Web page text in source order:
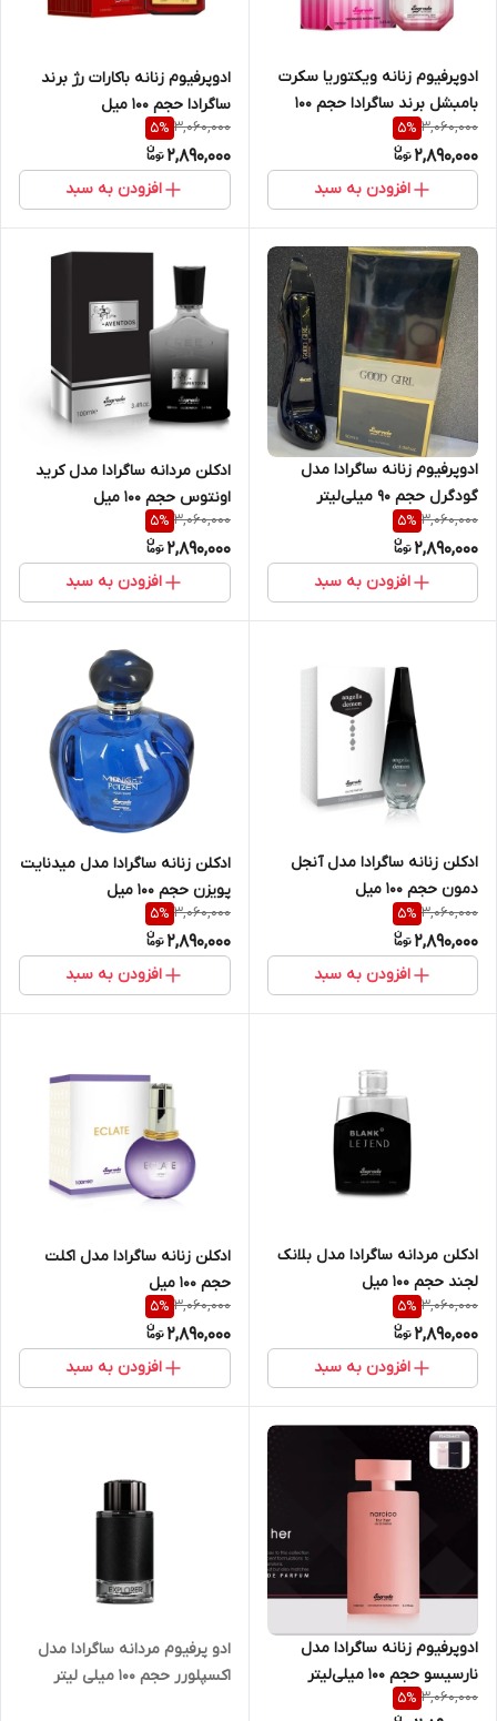
ادوپرفیوم زنانه ویکتوریا سکرت
بامبشل برند ساگرادا حجم ۱۰۰
میل
3,060,000
5%
2,890,000
افزودن به سبد
ادوپرفیوم زنانه باکارات رژ برند
ساگرادا حجم ۱۰۰ میل
3,060,000
5%
2,890,000
افزودن به سبد
ادوپرفیوم زنانه ساگرادا مدل
گودگرل حجم ۹۰ میلی‌لیتر
3,060,000
5%
2,890,000
افزودن به سبد
ادکلن مردانه ساگرادا مدل کرید
اونتوس حجم ۱۰۰ میل
3,060,000
5%
2,890,000
افزودن به سبد
ادکلن زنانه ساگرادا مدل آنجل
دمون حجم ۱۰۰ میل
3,060,000
5%
2,890,000
افزودن به سبد
ادکلن زنانه ساگرادا مدل میدنایت
پویزن حجم ۱۰۰ میل
3,060,000
5%
2,890,000
افزودن به سبد
ادکلن مردانه ساگرادا مدل بلانک
لجند حجم ۱۰۰ میل
3,060,000
5%
2,890,000
افزودن به سبد
ادکلن زنانه ساگرادا مدل اکلت
حجم ۱۰۰ میل
3,060,000
5%
2,890,000
افزودن به سبد
ادوپرفیوم زنانه ساگرادا مدل
نارسیسو حجم 100 میلی‌لیتر
3,060,000
5%
ادو پرفیوم مردانه ساگرادا مدل
اکسپلورر حجم 100 میلی لیتر